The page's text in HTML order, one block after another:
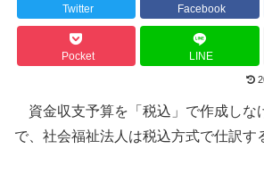
Twitter Facebook
Pocket LINE
資金収支予算を「税込」で作成しな
で、社会福祉法人は税込方式で仕訳す